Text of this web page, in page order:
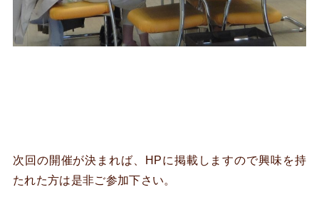
次回の開催が決まれば、HPに掲載しますので興味を持
たれた方は是非ご参加下さい。